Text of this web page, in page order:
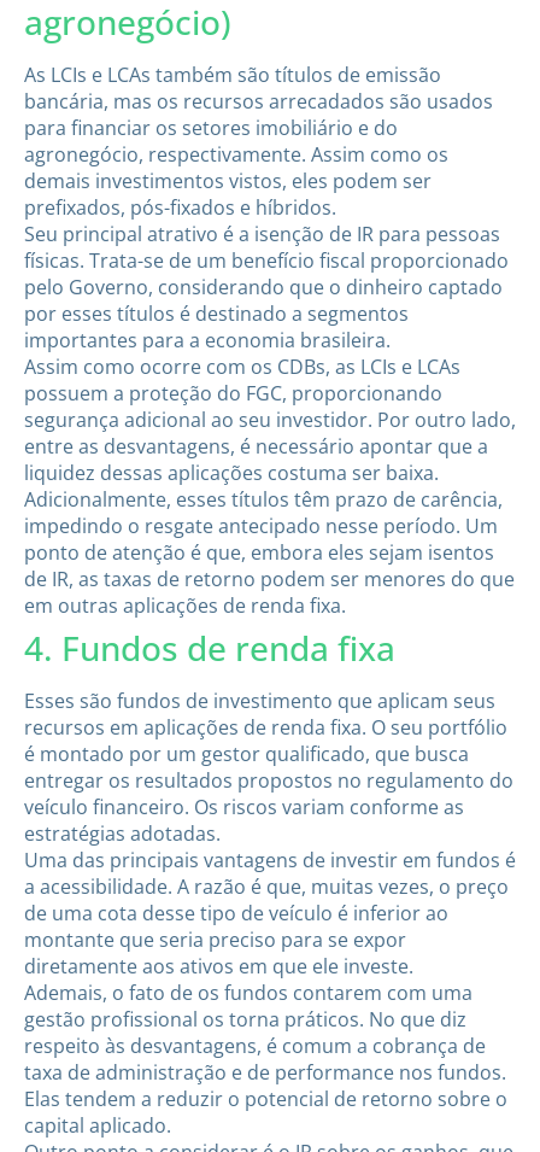
agronegócio)
As LCIs e LCAs também são títulos de emissão
bancária, mas os recursos arrecadados são usados
para financiar os setores imobiliário e do
agronegócio, respectivamente. Assim como os
demais investimentos vistos, eles podem ser
prefixados, pós-fixados e híbridos.
Seu principal atrativo é a isenção de IR para pessoas
físicas. Trata-se de um benefício fiscal proporcionado
pelo Governo, considerando que o dinheiro captado
por esses títulos é destinado a segmentos
importantes para a economia brasileira.
Assim como ocorre com os CDBs, as LCIs e LCAs
possuem a proteção do FGC, proporcionando
segurança adicional ao seu investidor. Por outro lado,
entre as desvantagens, é necessário apontar que a
liquidez dessas aplicações costuma ser baixa.
Adicionalmente, esses títulos têm prazo de carência,
impedindo o resgate antecipado nesse período. Um
ponto de atenção é que, embora eles sejam isentos
de IR, as taxas de retorno podem ser menores do que
em outras aplicações de renda fixa.
4. Fundos de renda fixa
Esses são fundos de investimento que aplicam seus
recursos em aplicações de renda fixa. O seu portfólio
é montado por um gestor qualificado, que busca
entregar os resultados propostos no regulamento do
veículo financeiro. Os riscos variam conforme as
estratégias adotadas.
Uma das principais vantagens de investir em fundos é
a acessibilidade. A razão é que, muitas vezes, o preço
de uma cota desse tipo de veículo é inferior ao
montante que seria preciso para se expor
diretamente aos ativos em que ele investe.
Ademais, o fato de os fundos contarem com uma
gestão profissional os torna práticos. No que diz
respeito às desvantagens, é comum a cobrança de
taxa de administração e de performance nos fundos.
Elas tendem a reduzir o potencial de retorno sobre o
capital aplicado.